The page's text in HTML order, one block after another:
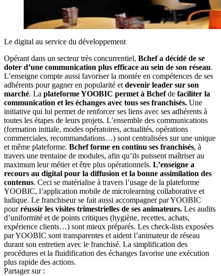
Le digital au service du développement
Opérant dans un secteur très concurrentiel, Bchef a décidé de se
doter d’une communication plus efficace au sein de son réseau.
L’enseigne compte aussi favoriser la montée en compétences de ses
adhérents pour gagner en popularité et devenir leader sur son
marché. La plateforme YOOBIC permet à Bchefde faciliter la
communication et les échanges avec tous ses franchisés. Une
initiative qui lui permet de renforcer ses liens avec ses adhérents à
toutes les étapes de leurs projets. L’ensemble des communications
(formation initiale, modes opératoires, actualités, opérations
commerciales, recommandations…) sont centralisées sur une unique
et même plateforme. Bchef forme en continu ses franchisés, à
travers une trentaine de modules, afin qu’ils puissent maîtriser au
maximum leur métier et être plus opérationnels. L’enseigne a
recours au digital pour la diffusion et la bonne assimilation des
contenus. Ceci se matérialise à travers l’usage de la plateforme
YOOBIC, l’application mobile de microlearning collaborative et
ludique. Le franchiseur se fait aussi accompagner par YOOBIC
pourréussir les visites trimestrielles de ses animateurs. Les audits
d’uniformité et de points critiques (hygiène, recettes, achats,
expérience clients…) sont mieux préparés. Les check-lists exposées
par YOOBIC sont transparentes et aident l’animateur de réseau
durant son entretien avec le franchisé. La simplification des
procédures et la fluidification des échanges favorise une exécution
plus rapide des actions.
Partager sur :